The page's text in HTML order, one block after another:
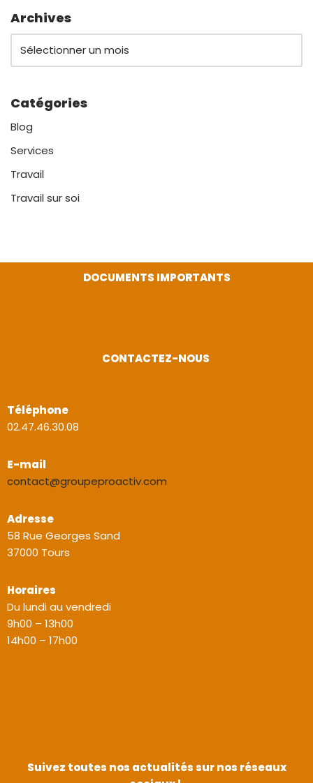
Archives
Catégories
Blog
Services
Travail
Travail sur soi
DOCUMENTS IMPORTANTS
CONTACTEZ-NOUS
Téléphone
02.47.46.30.08
E-mail
contact@groupeproactiv.com
Adresse
58 Rue Georges Sand
37000 Tours
Horaires
Du lundi au vendredi
9h00 – 13h00
14h00 – 17h00
Suivez toutes nos actualités sur nos réseaux